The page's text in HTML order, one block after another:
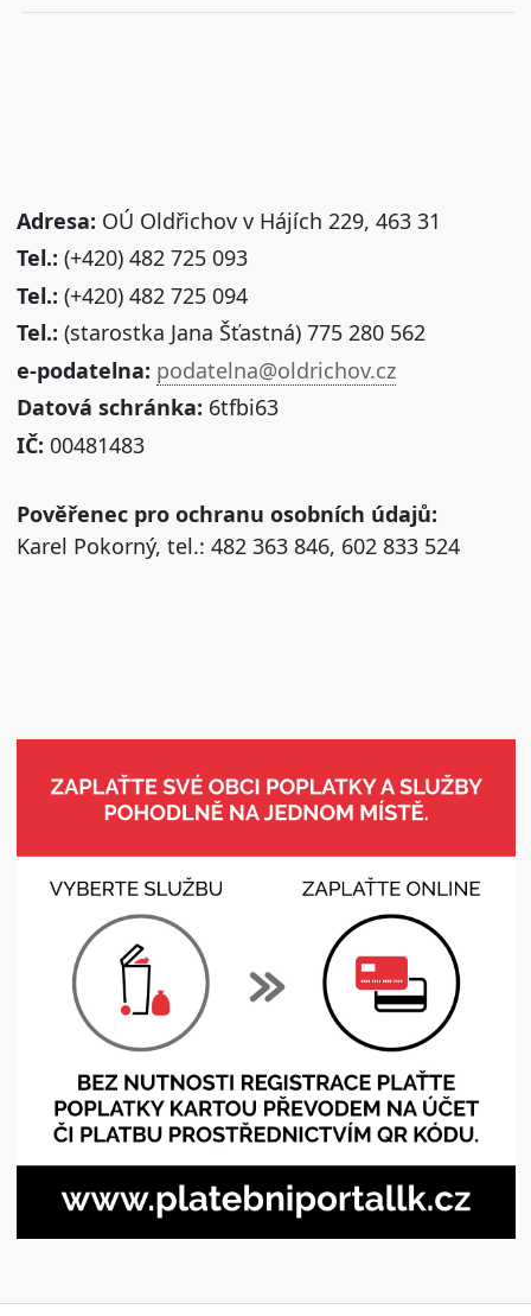
Adresa: OÚ Oldřichov v Hájích 229, 463 31
Tel.: (+420) 482 725 093
Tel.: (+420) 482 725 094
Tel.: (starostka Jana Šťastná) 775 280 562
e-podatelna: podatelna@oldrichov.cz
Datová schránka: 6tfbi63
IČ: 00481483
Pověřenec pro ochranu osobních údajů:
Karel Pokorný, tel.: 482 363 846, 602 833 524